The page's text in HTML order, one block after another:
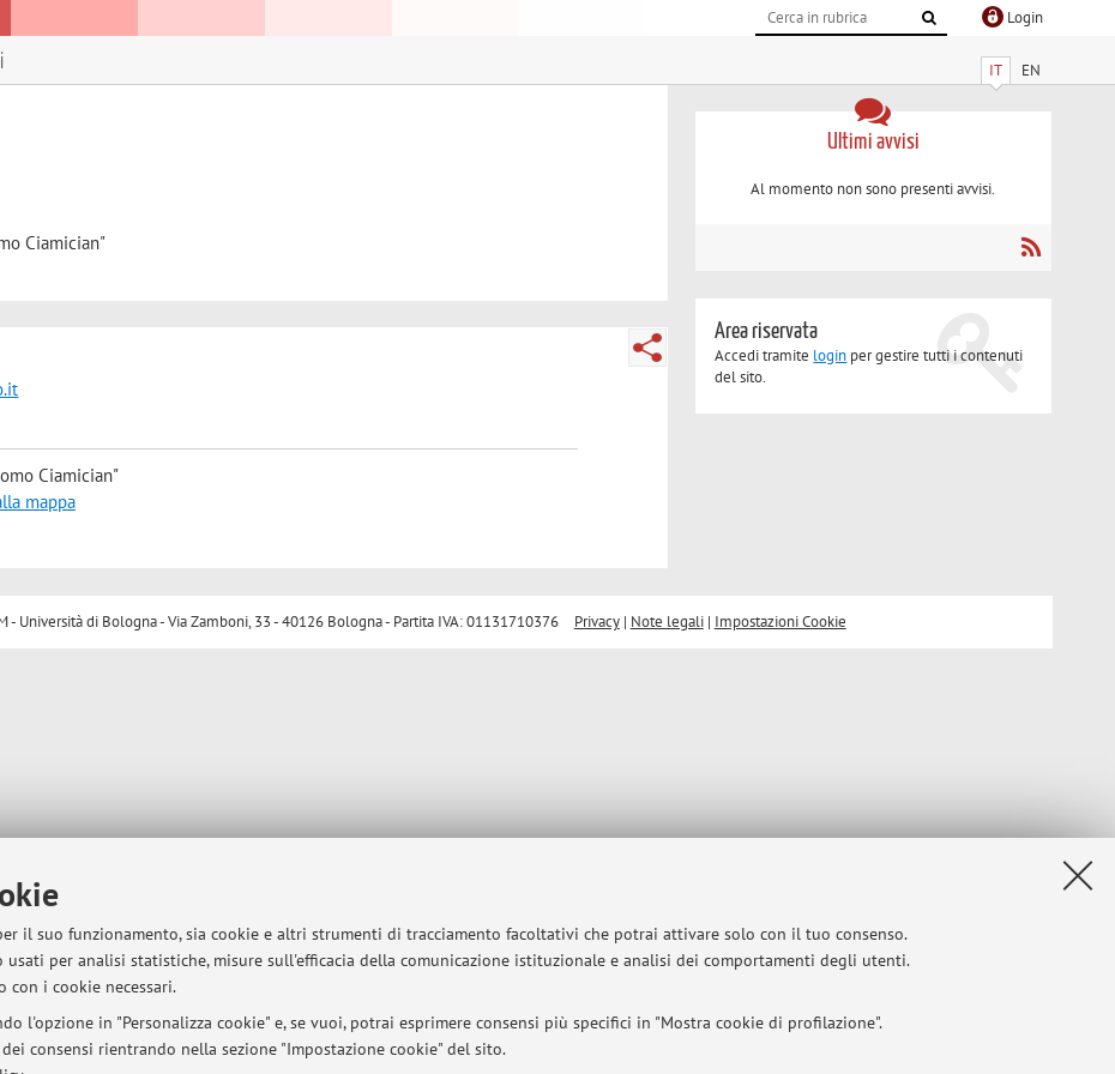
il suo funzionamento, sia cookie e altri strumenti di tracciamento facoltativi che potrai attivare solo con il tuo consenso.
per analisi statistiche, misure sull'efficacia della comunicazione istituzionale e analisi dei comportamenti degli utenti.
con i cookie necessari.
l'opzione in "Personalizza cookie" e, se vuoi, potrai esprimere consensi più specifici in "Mostra cookie di profilazione".
consensi rientrando nella sezione "Impostazione cookie" del sito.
Login
IT EN
Ciamician"
Ciamician"
mappa
Ultimi avvisi
Al momento non sono presenti avvisi.
Area riservata
Accedi tramite login per gestire tutti i contenuti
del sito.
- Università di Bologna - Via Zamboni, 33 - 40126 Bologna - Partita IVA: 01131710376 Privacy| Note legali| Impostazioni Cookie